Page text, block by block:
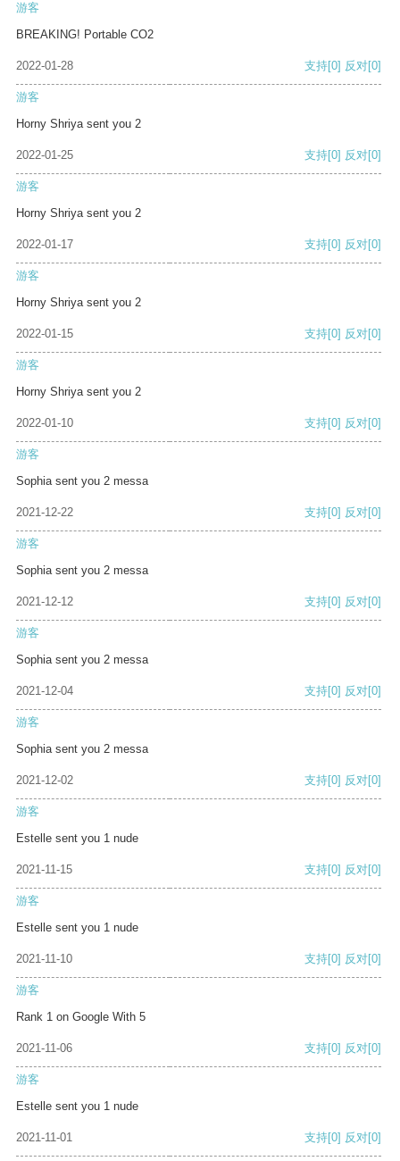
游客
BREAKING! Portable CO2
2022-01-28 支持[0] 反对[0]
游客
Horny Shriya sent you 2
2022-01-25 支持[0] 反对[0]
游客
Horny Shriya sent you 2
2022-01-17 支持[0] 反对[0]
游客
Horny Shriya sent you 2
2022-01-15 支持[0] 反对[0]
游客
Horny Shriya sent you 2
2022-01-10 支持[0] 反对[0]
游客
Sophia sent you 2 messa
2021-12-22 支持[0] 反对[0]
游客
Sophia sent you 2 messa
2021-12-12 支持[0] 反对[0]
游客
Sophia sent you 2 messa
2021-12-04 支持[0] 反对[0]
游客
Sophia sent you 2 messa
2021-12-02 支持[0] 反对[0]
游客
Estelle sent you 1 nude
2021-11-15 支持[0] 反对[0]
游客
Estelle sent you 1 nude
2021-11-10 支持[0] 反对[0]
游客
Rank 1 on Google With 5
2021-11-06 支持[0] 反对[0]
游客
Estelle sent you 1 nude
2021-11-01 支持[0] 反对[0]